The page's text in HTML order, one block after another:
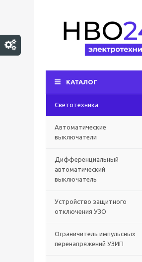
КАТАЛОГ
Светотехника
Автоматические
выключатели
Дифференциальный
автоматический
выключатель
Устройство защитного
отключения УЗО
Ограничитель импульсных
перенапряжений УЗИП